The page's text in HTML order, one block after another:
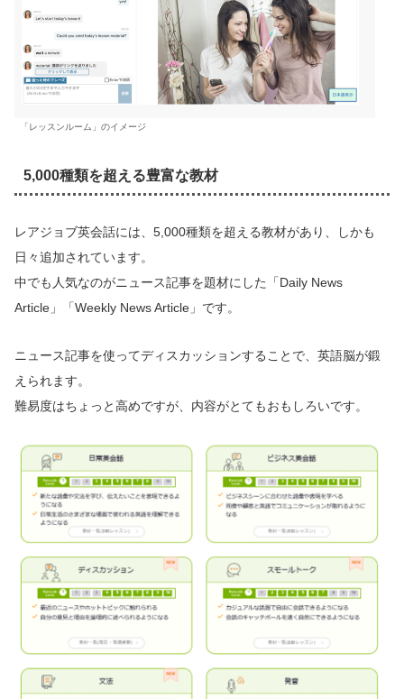
「レッスンルーム」のイメージ
5,000種類を超える豊富な教材
レアジョブ英会話には、5,000種類を超える教材があり、しかも
日々追加されています。
中でも人気なのがニュース記事を題材にした「Daily News
Article」「Weekly News Article」です。
ニュース記事を使ってディスカッションすることで、英語脳が鍛
えられます。
難易度はちょっと高めですが、内容がとてもおもしろいです。